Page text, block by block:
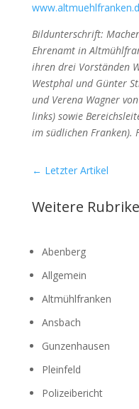
Bild­un­ter­schrift:
Ehren­amt in
ihren drei Vor­stän­den
West­phal und Gün­ter
und Vere­na Wag­ner
links) sowie
im süd­li­chen Fran­ken).
← Letzter Artikel
Weitere
Abenberg
Allgemein
Altmühlfranken
Ansbach
Gunzenhausen
Pleinfeld
Polizeibericht